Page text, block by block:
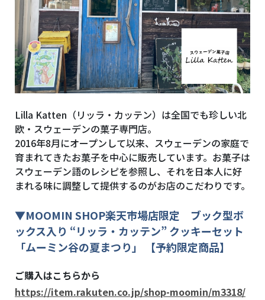
Lilla Katten（リッラ・カッテン）は全国でも珍しい北
欧・スウェーデンの菓子専門店。
2016年8月にオープンして以来、スウェーデンの家庭で
育まれてきたお菓子を中心に販売しています。お菓子は
スウェーデン語のレシピを参照し、それを日本人に好
まれる味に調整して提供するのがお店のこだわりです。
▼MOOMIN SHOP楽天市場店限定 ブック型ボ
ックス入り “リッラ・カッテン” クッキーセット
「ムーミン谷の夏まつり」 【予約限定商品】
ご購入はこちらから
https://item.rakuten.co.jp/shop-moomin/m3318/